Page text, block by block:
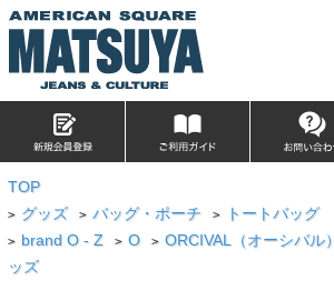
TOP
> グッズ > バッグ・ポーチ > トートバッグ
> brand O - Z > O > ORCIVAL（オーシバル）
ッズ